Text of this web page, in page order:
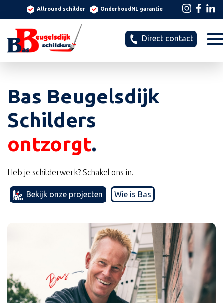
Allround schilder OnderhoudNL garantie
Direct contact
Bas Beugelsdijk
Schilders
ontzorgt.
Heb je schilderwerk? Schakel ons in.
Bekijk onze projecten Wie is Bas